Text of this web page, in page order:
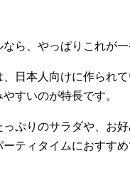
ら、やっぱりこれが
日本人向けに作られ
すいのが特長です。
ぷりのサラダや、お
ティタイムにおすす